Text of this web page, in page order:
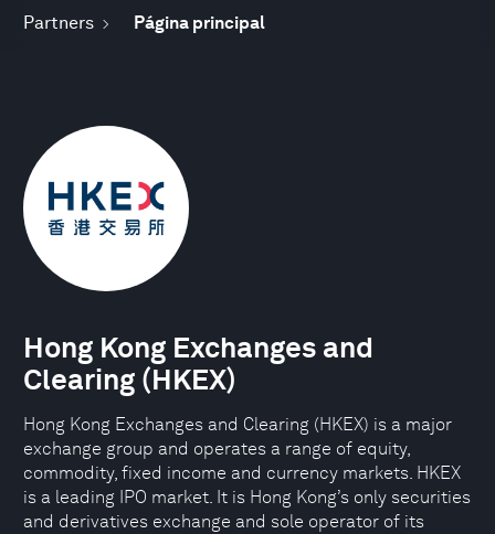
Partners Página principal
Hong Kong Exchanges and
Clearing (HKEX)
Hong Kong Exchanges and Clearing (HKEX) is a major
exchange group and operates a range of equity,
commodity, fixed income and currency markets. HKEX
is a leading IPO market. It is Hong Kong’s only securities
and derivatives exchange and sole operator of its